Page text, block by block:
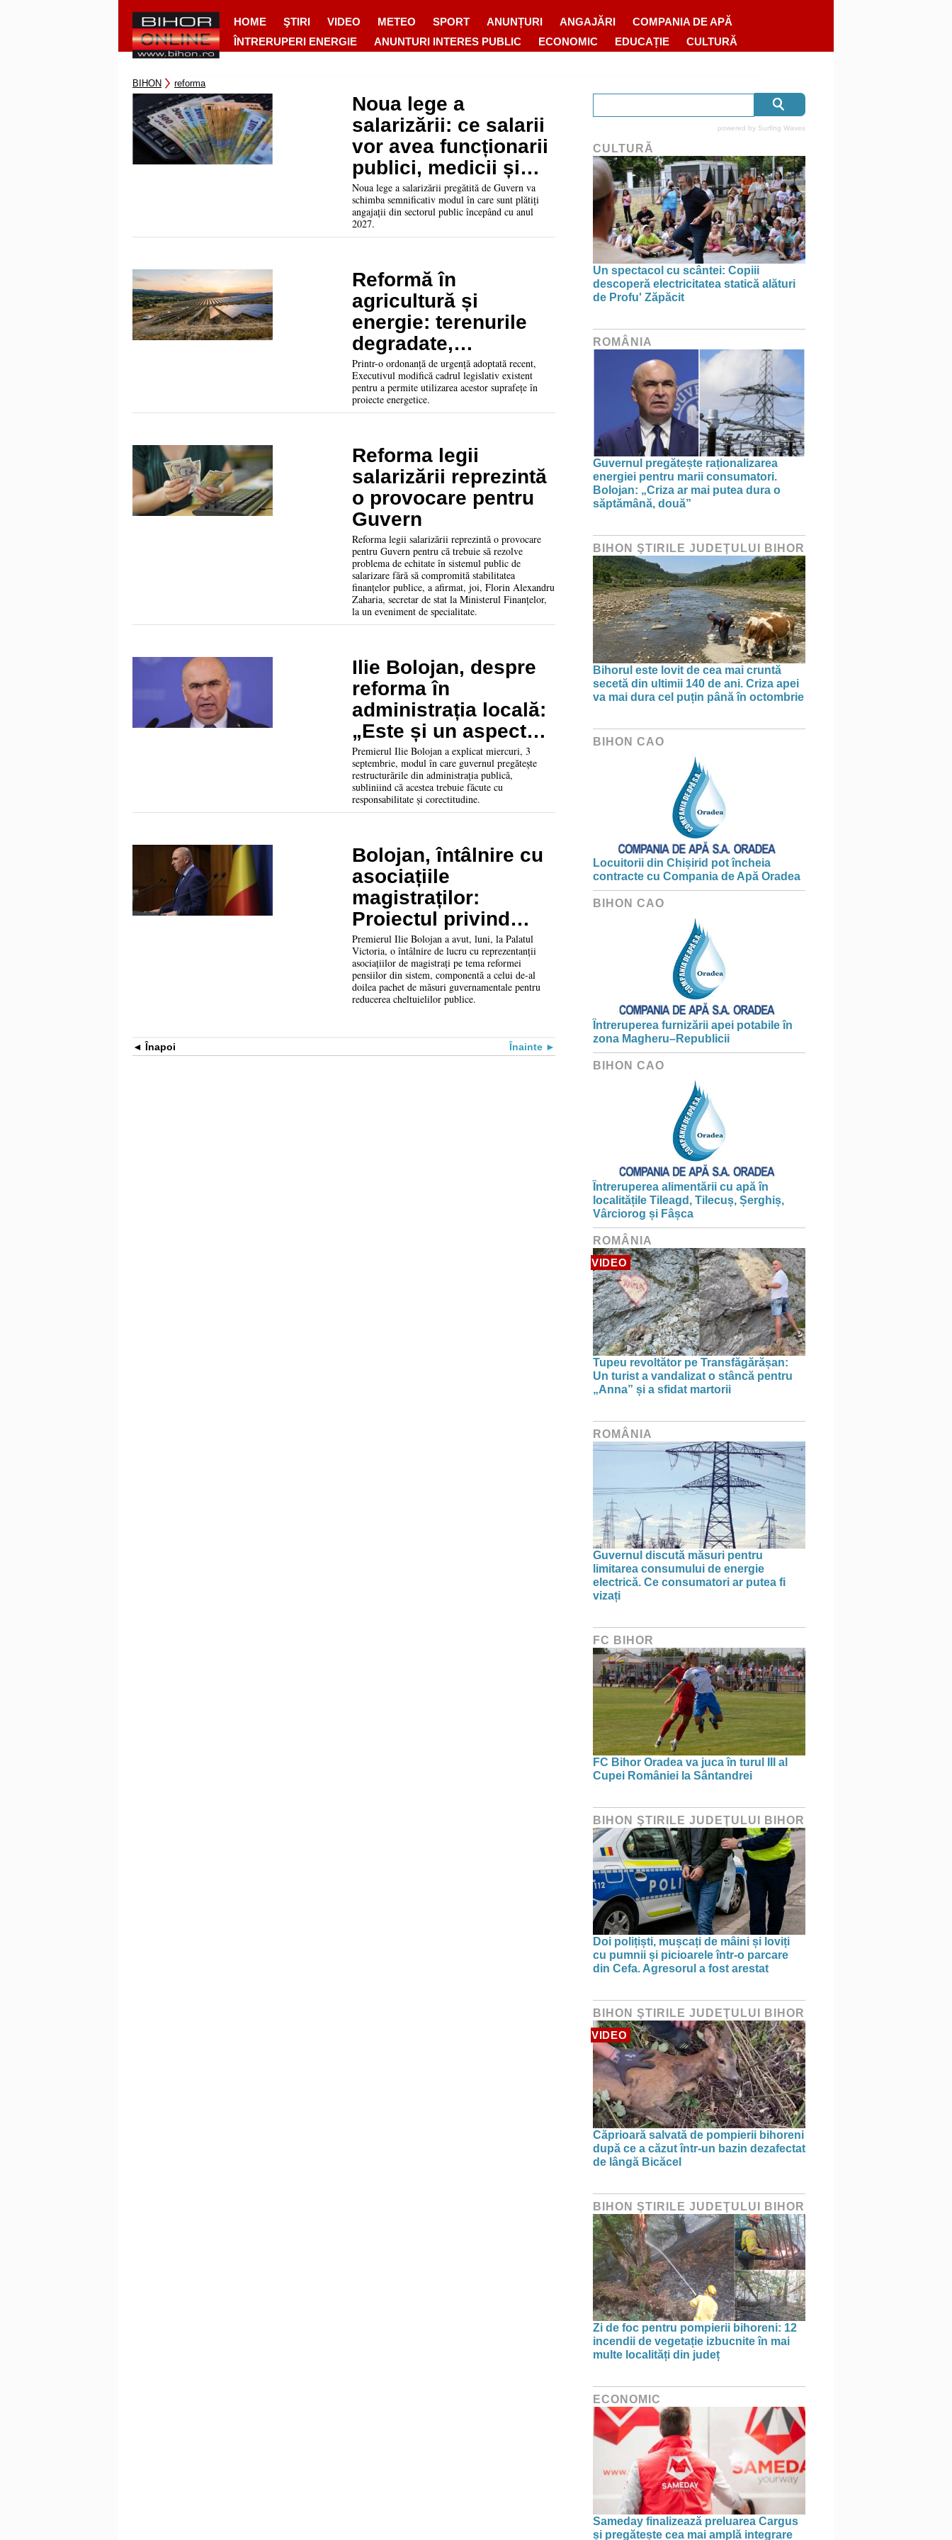
HOME ŞTIRI VIDEO METEO SPORT ANUNȚURI ANGAJĂRI
COMPANIA DE APĂ
ÎNTRERUPERI ENERGIE
ANUNTURI INTERES PUBLIC ECONOMIC EDUCAȚIE CULTURĂ
BIHON reforma
Noua lege a
salarizării: ce salarii
vor avea funcționarii
publici, medicii și
profesorii din 2027
Noua lege a salarizării pregătită de Guvern va
schimba semnificativ modul în care sunt plătiți
angajații din sectorul public începând cu anul
2027.
Reformă în
agricultură și
energie: terenurile
degradate,
valorificate prin
investiții verzi
Printr-o ordonanță de urgență adoptată recent,
Executivul modifică cadrul legislativ existent
pentru a permite utilizarea acestor suprafețe în
proiecte energetice.
Reforma legii
salarizării reprezintă
o provocare pentru
Guvern
Reforma legii salarizării reprezintă o provocare
pentru Guvern pentru că trebuie să rezolve
problema de echitate în sistemul public de
salarizare fără să compromită stabilitatea
finanțelor publice, a afirmat, joi, Florin Alexandru
Zaharia, secretar de stat la Ministerul Finanțelor,
la un eveniment de specialitate.
Ilie Bolojan, despre
reforma în
administrația locală:
„Este și un aspect
de echitate, de
moralitate”
Premierul Ilie Bolojan a explicat miercuri, 3
septembrie, modul în care guvernul pregătește
restructurările din administrația publică,
subliniind că acestea trebuie făcute cu
responsabilitate și corectitudine.
Bolojan, întâlnire cu
asociațiile
magistraților:
Proiectul privind
reforma pensiilor în
domeniu - în linia
normelor europene
Premierul Ilie Bolojan a avut, luni, la Palatul
Victoria, o întâlnire de lucru cu reprezentanții
asociațiilor de magistrați pe tema reformei
pensiilor din sistem, componentă a celui de-al
doilea pachet de măsuri guvernamentale pentru
reducerea cheltuielilor publice.
Înapoi Înainte
powered by Surfing Waves
CULTURĂ
Un spectacol cu scântei: Copiii
descoperă electricitatea statică alături
de Profu' Zăpăcit
ROMÂNIA
Guvernul pregătește raționalizarea
energiei pentru marii consumatori.
Bolojan: „Criza ar mai putea dura o
săptămână, două”
BIHON ŞTIRILE JUDEŢULUI BIHOR
Bihorul este lovit de cea mai cruntă
secetă din ultimii 140 de ani. Criza apei
va mai dura cel puțin până în octombrie
BIHON CAO
Locuitorii din Chișirid pot încheia
contracte cu Compania de Apă Oradea
BIHON CAO
Întreruperea furnizării apei potabile în
zona Magheru–Republicii
BIHON CAO
Întreruperea alimentării cu apă în
localitățile Tileagd, Tilecuș, Șerghiș,
Vârciorog și Fâșca
ROMÂNIA
VIDEO
Tupeu revoltător pe Transfăgărășan:
Un turist a vandalizat o stâncă pentru
„Anna” și a sfidat martorii
ROMÂNIA
Guvernul discută măsuri pentru
limitarea consumului de energie
electrică. Ce consumatori ar putea fi
vizați
FC BIHOR
FC Bihor Oradea va juca în turul III al
Cupei României la Sântandrei
BIHON ŞTIRILE JUDEŢULUI BIHOR
Doi polițiști, mușcați de mâini și loviți
cu pumnii și picioarele într-o parcare
din Cefa. Agresorul a fost arestat
BIHON ŞTIRILE JUDEŢULUI BIHOR
VIDEO
Căprioară salvată de pompierii bihoreni
după ce a căzut într-un bazin dezafectat
de lângă Bicăcel
BIHON ŞTIRILE JUDEŢULUI BIHOR
Zi de foc pentru pompierii bihoreni: 12
incendii de vegetație izbucnite în mai
multe localități din județ
ECONOMIC
Sameday finalizează preluarea Cargus
și pregătește cea mai amplă integrare